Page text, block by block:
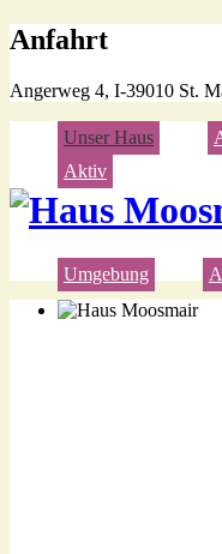
Anfahrt
Angerweg 4, I-39010 St.
Unser Haus
Aktiv
Umgebung